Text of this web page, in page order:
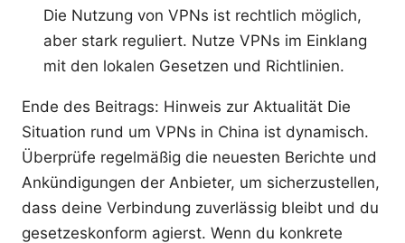
Die Nutzung von VPNs ist rechtlich möglich,
aber stark reguliert. Nutze VPNs im Einklang
mit den lokalen Gesetzen und Richtlinien.
Ende des Beitrags: Hinweis zur Aktualität Die
Situation rund um VPNs in China ist dynamisch.
Überprüfe regelmäßig die neuesten Berichte und
Ankündigungen der Anbieter, um sicherzustellen,
dass deine Verbindung zuverlässig bleibt und du
gesetzeskonform agierst. Wenn du konkrete